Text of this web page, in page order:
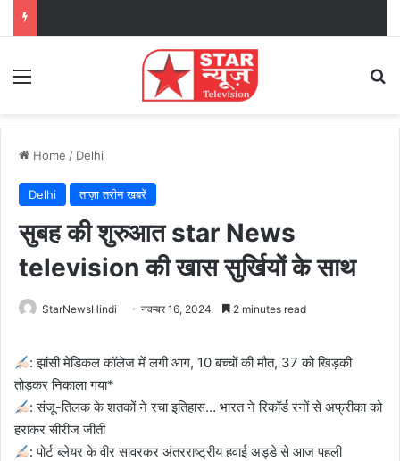
Menu
Home / Delhi
Delhi ताज़ा तरीन खबरें
सुबह की शुरुआत star News
television की खास सुर्खियों के साथ
StarNewsHindi नवम्बर 16, 2024 2 minutes read
: झांसी मेडिकल कॉलेज में लगी आग, 10 बच्चों की मौत, 37 को खिड़की
तोड़कर निकाला गया*
: संजू-तिलक के शतकों ने रचा इतिहास… भारत ने रिकॉर्ड रनों से अफ्रीका को
हराकर सीरीज जीती
: पोर्ट ब्लेयर के वीर सावरकर अंतरराष्ट्रीय हवाई अड्डे से आज पहली